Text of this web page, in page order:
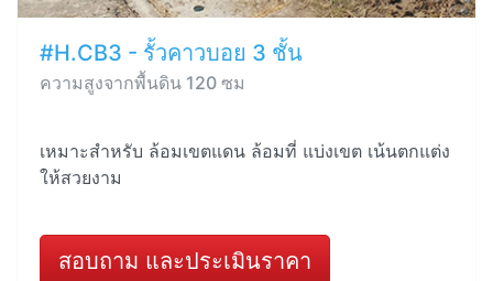
#H.CB3 - รั้วคาวบอย 3 ชั้น
ความสูงจากพื้นดิน 120 ซม
เหมาะสำหรับ ล้อมเขตแดน ล้อมที่ แบ่งเขต เน้นตกแต่ง
ให้สวยงาม
สอบถาม และประเมินราคา